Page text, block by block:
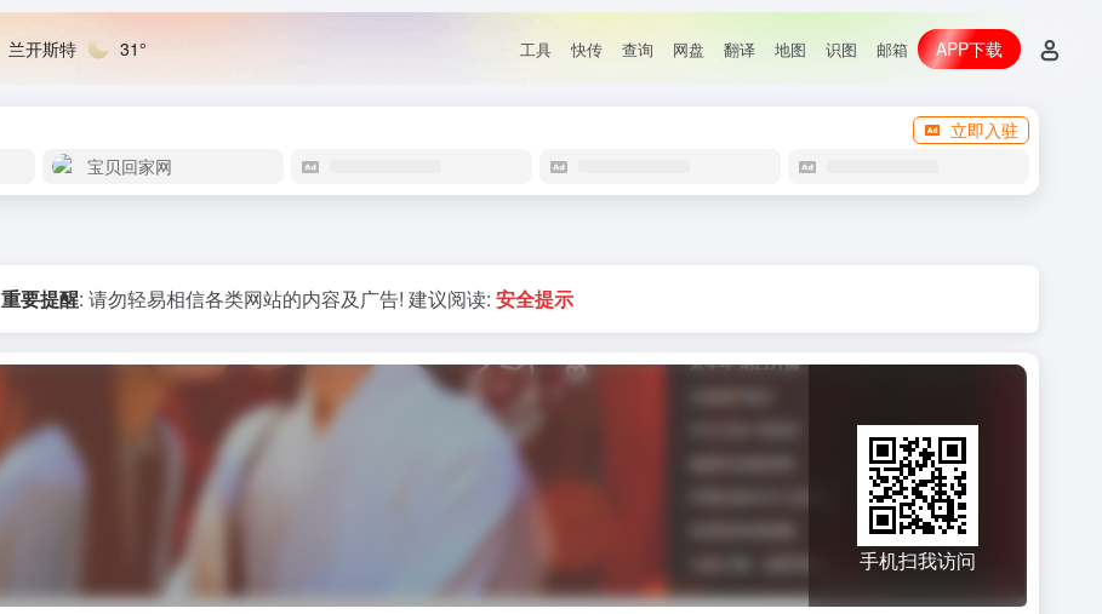
兰开斯特 31° 工具 快传 查询 网盘 翻译 地图 识图 邮箱 APP下载
立即入驻
宝贝回家网
重要提醒: 请勿轻易相信各类网站的内容及广告! 建议阅读: 安全提示
手机扫我访问